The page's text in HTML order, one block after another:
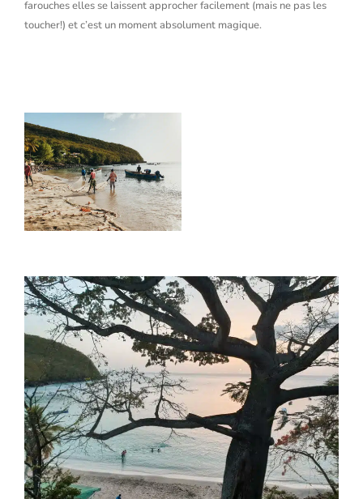
farouches elles se laissent approcher facilement (mais ne pas les
toucher!) et c’est un moment absolument magique.